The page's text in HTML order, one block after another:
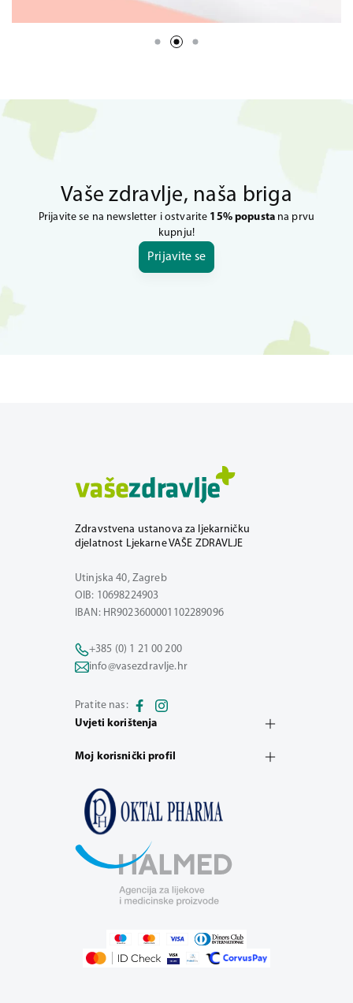
Vaše zdravlje, naša briga
Prijavite se na newsletter i ostvarite 15% popustana prvu
kupnju!
Prijavite se
Zdravstvena ustanova za ljekarničku
djelatnost Ljekarne VAŠE ZDRAVLJE
Utinjska 40, Zagreb
OIB: 10698224903
IBAN: HR9023600001102289096
+385 (0) 1 21 00 200
info@vasezdravlje.hr
Pratite nas:
Uvjeti korištenja
Moj korisnički profil